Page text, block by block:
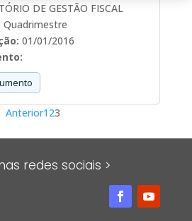
DE GESTÃO FISCAL
Quadrimestre
01/01/2016
Anterior1 23
redes sociais >